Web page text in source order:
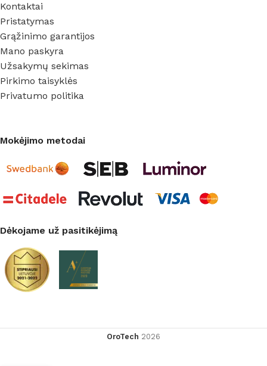
Kontaktai
Pristatymas
Grąžinimo garantijos
Mano paskyra
Užsakymų sekimas
Pirkimo taisyklės
Privatumo politika
Mokėjimo metodai
Dėkojame už pasitikėjimą
OroTech 2026